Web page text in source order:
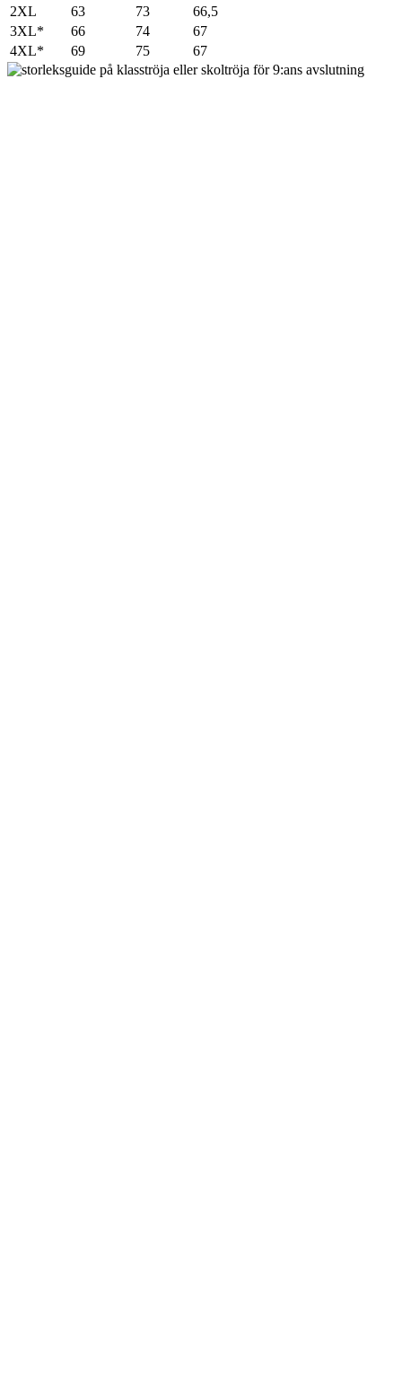
2XL 63 73
66,5
3XL*
66 74
67
4XL*
69 75 67